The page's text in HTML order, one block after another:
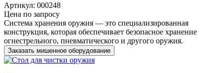
Артикул: 000248
Цена по запросу
Система хранения оружия — это специализированная
конструкция, которая обеспечивает безопасное хранение
огнестрельного, пневматического и другого оружия.
Заказать мишенное оборудование